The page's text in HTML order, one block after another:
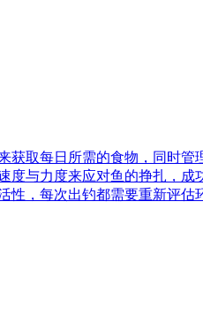
获取每日所需的食物，同时管
度与力度来应对鱼的挣扎，成
，每次出钓都需要重新评估